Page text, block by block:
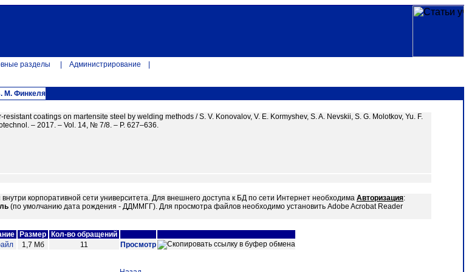
разделы Администрирование
М. Финкеля
coatings on martensite steel by welding methods / S. V. Konovalov, V. E. Kormyshev, S. A. Nevskii, S. G. Molotkov, Yu. F.
– 2017. – Vol. 14, № 7/8. – P. 627–636.
корпоративной сети университета. Для внешнего доступа к БД по сети Интернет необходима Авторизация:
(по умолчанию дата рождения - ДДММГГ). Для просмотра файлов необходимо установить Adobe Acrobat Reader
Размер
Кол-во обращений
1,7 Мб 11 Просмотр